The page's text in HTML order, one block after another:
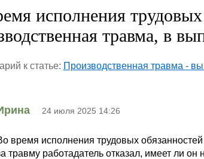
исполнения
травма, в
к статье: Производственная травма -
24 июля 2025 14:26
время исполнения трудовых
травму работадатель отказал, имеет ли он